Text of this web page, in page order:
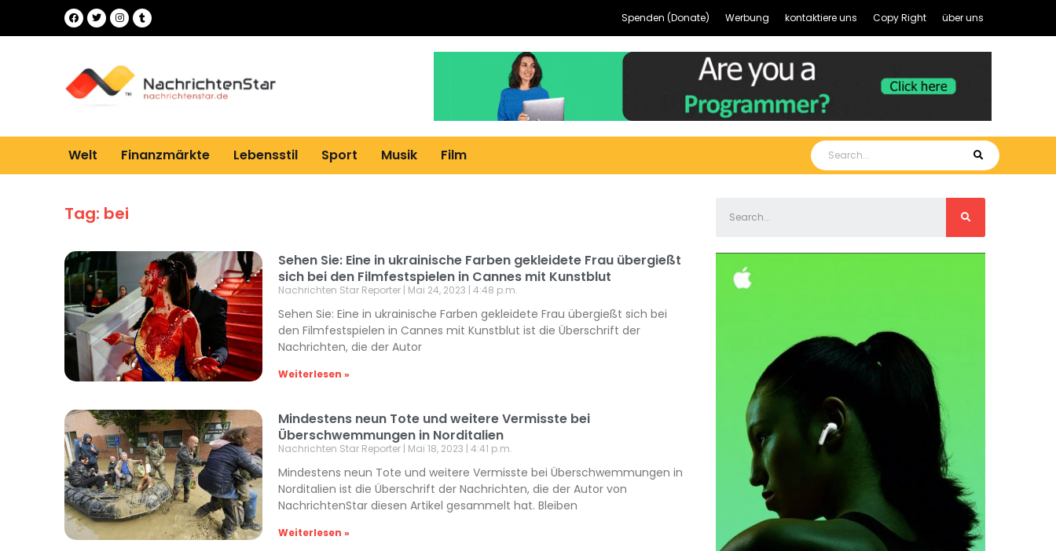
Spenden (Donate) Werbung kontaktiere uns Copy Right über uns
Welt Finanzmärkte Lebensstil Sport Musik Film
Tag: bei
Sehen Sie: Eine in ukrainische Farben gekleidete Frau übergießt
sich bei den Filmfestspielen in Cannes mit Kunstblut
Nachrichten Star Reporter Mai 24, 2023 4:48 p.m.
Sehen Sie: Eine in ukrainische Farben gekleidete Frau übergießt sich bei
den Filmfestspielen in Cannes mit Kunstblut ist die Überschrift der
Nachrichten, die der Autor
Weiterlesen »
Mindestens neun Tote und weitere Vermisste bei
Überschwemmungen in Norditalien
Nachrichten Star Reporter Mai 18, 2023 4:41 p.m.
Mindestens neun Tote und weitere Vermisste bei Überschwemmungen in
Norditalien ist die Überschrift der Nachrichten, die der Autor von
NachrichtenStar diesen Artikel gesammelt hat. Bleiben
Weiterlesen »